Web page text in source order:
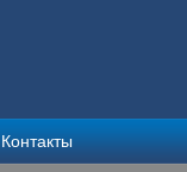
Контакты